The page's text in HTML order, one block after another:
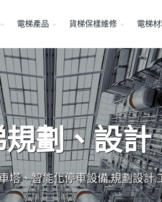
電梯產品 貨梯保樣維修 電梯
劃、設計
塔、智能化停車設備,規劃設計,